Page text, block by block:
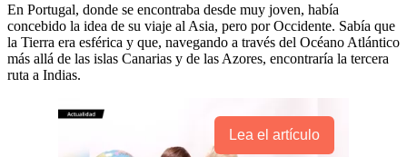
En Portugal, donde se encontraba desde muy joven, había
concebido la idea de su viaje al Asia, pero por Occidente. Sabía que
la Tierra era esférica y que, navegando a través del Océano Atlántico
más allá de las islas Canarias y de las Azores, encontraría la tercera
ruta a Indias.
Lea el artículo